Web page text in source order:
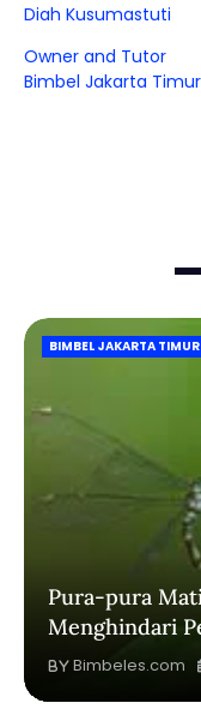
Diah Kusumastuti
Owner and Tutor
Bimbel Jakarta Timur
BIMBEL JAKARTA TIMUR
Pura-pura
Menghindari
Bimbeles.com